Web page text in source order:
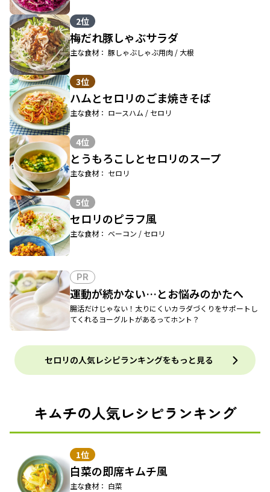
2位
梅だれ豚しゃぶサラダ
主な食材： 豚しゃぶしゃぶ用肉 / 大根
3位
ハムとセロリのごま焼きそば
主な食材： ロースハム / セロリ
4位
とうもろこしとセロリのスープ
主な食材： セロリ
5位
セロリのピラフ風
主な食材： ベーコン / セロリ
PR
運動が続かない…とお悩みのかたへ
腸活だけじゃない！太りにくいカラダづくりをサポートし
てくれるヨーグルトがあるってホント？
セロリの人気レシピランキングをもっと見る
キムチの人気レシピランキング
1位
白菜の即席キムチ風
主な食材： 白菜